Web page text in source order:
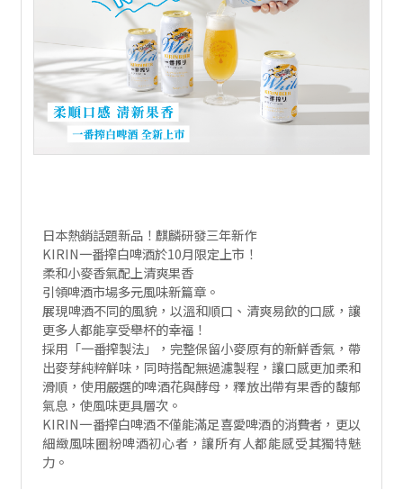
日本熱銷話題新品！麒麟研發三年新作
KIRIN一番搾白啤酒於10月限定上市！
柔和小麥香氣配上清爽果香
引領啤酒市場多元風味新篇章。
展現啤酒不同的風貌，以溫和順口、清爽易飲的口感，讓
更多人都能享受舉杯的幸福！
採用「一番搾製法」，完整保留小麥原有的新鮮香氣，帶
出麥芽純粹鮮味，同時搭配無過濾製程，讓口感更加柔和
滑順，使用嚴選的啤酒花與酵母，釋放出帶有果香的馥郁
氣息，使風味更具層次。
KIRIN一番搾白啤酒不僅能滿足喜愛啤酒的消費者，更以
細緻風味圈粉啤酒初心者，讓所有人都能感受其獨特魅
力。